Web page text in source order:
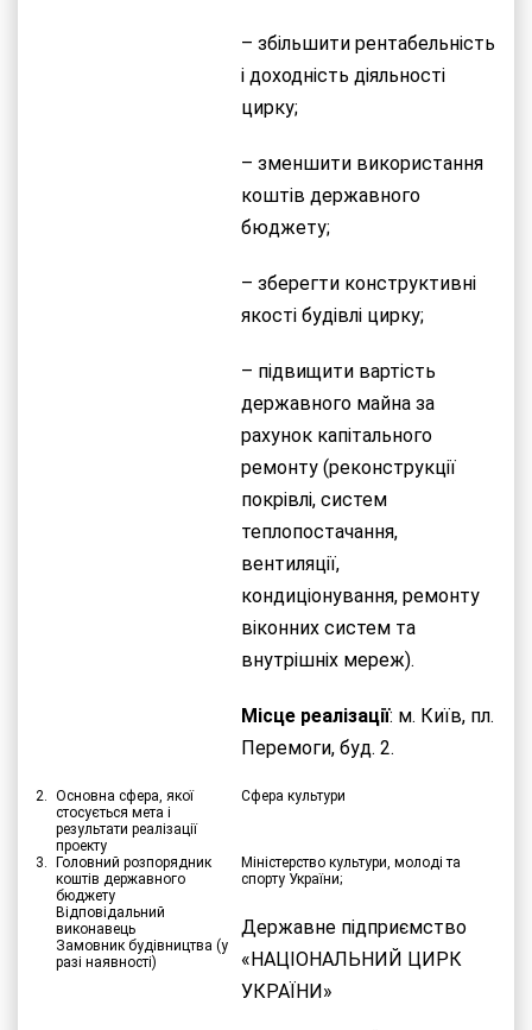
– збільшити рентабельність
і доходність діяльності
цирку;
– зменшити використання
коштів державного
бюджету;
– зберегти конструктивні
якості будівлі цирку;
– підвищити вартість
державного майна за
рахунок капітального
ремонту (реконструкції
покрівлі, систем
теплопостачання,
вентиляції,
кондиціонування, ремонту
віконних систем та
внутрішніх мереж).
Місце реалізації: м. Київ, пл.
Перемоги, буд. 2.
2. Основна сфера, якої
стосується мета і
результати реалізації
проекту
Сфера культури
3.
Головний розпорядник
коштів державного
бюджету
Відповідальний
виконавець
Замовник будівництва (у
разі наявності)
Міністерство культури, молоді та
спорту України;
Державне підприємство
«НАЦІОНАЛЬНИЙ ЦИРК
УКРАЇНИ»